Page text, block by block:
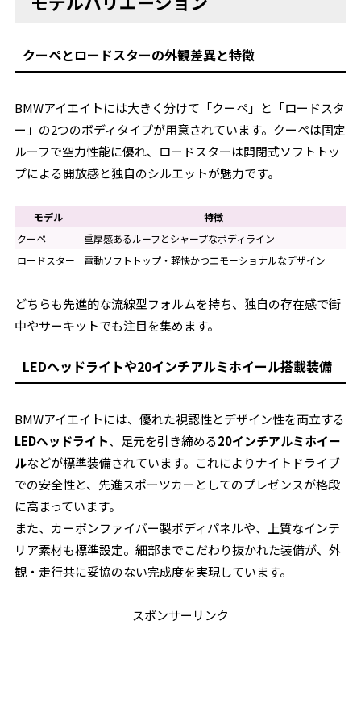
クーペとロードスターの外観差異と特徴
BMWアイエイトには大きく分けて「クーペ」と「ロードスタ
ー」の2つのボディタイプが用意されています。クーペは固定
ルーフで空力性能に優れ、ロードスターは開閉式ソフトトッ
プによる開放感と独自のシルエットが魅力です。
モデル
特徴
クーペ
重厚感あるルーフとシャープなボディライン
ロードスター
電動ソフトトップ・軽快かつエモーショナルなデザイン
どちらも先進的な流線型フォルムを持ち、独自の存在感で街
中やサーキットでも注目を集めます。
LEDヘッドライトや20インチアルミホイール搭載装備
BMWアイエイトには、優れた視認性とデザイン性を両立する
LEDヘッドライト、足元を引き締める20インチアルミホイー
ルなどが標準装備されています。これによりナイトドライブ
での安全性と、先進スポーツカーとしてのプレゼンスが格段
に高まっています。
また、カーボンファイバー製ボディパネルや、上質なインテ
リア素材も標準設定。細部までこだわり抜かれた装備が、外
観・走行共に妥協のない完成度を実現しています。
スポンサーリンク